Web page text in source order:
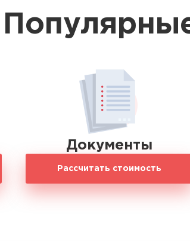
Документы
Рассчитать стоимость